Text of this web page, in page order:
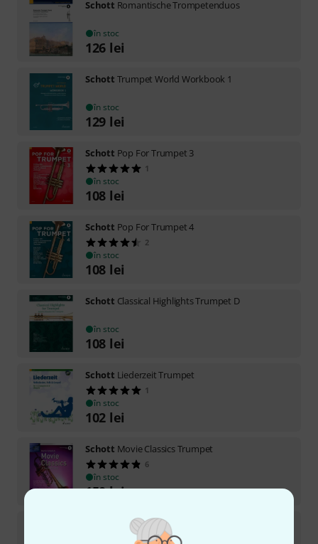
Schott Romantische Trompetenduos
în stoc
126 lei
Schott Trumpet World Workbook 1
în stoc
129 lei
Schott Pop For Trumpet 3
1
în stoc
108 lei
Schott Pop For Trumpet 4
2
în stoc
108 lei
Schott Classical Highlights Trumpet D
în stoc
108 lei
Schott Liederzeit Trumpet
1
în stoc
102 lei
Schott Movie Classics Trumpet
6
în stoc
150lei
Easy Concert Pieces Trumpet 2
1